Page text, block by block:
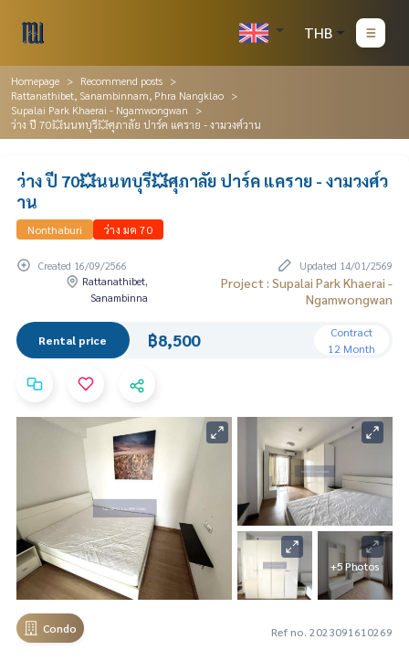
THB
Homepage
Recommend posts
Rattanathibet, Sanambinnam, Phra Nangklao
Supalai Park Khaerai - Ngamwongwan
ว่าง ปี 70💥นนทบุรี💥ศุภาลัย ปาร์ค แคราย - งามวงศ์วาน
ว่าง ปี 70💥นนทบุรี💥ศุภาลัย ปาร์ค แคราย - งามวงศ์ว
าน
Nonthaburi ว่าง มค 70
Created 16/09/2566
Updated 14/01/2569
Rattanathibet,
Sanambinna
Project : Supalai Park Khaerai -
Ngamwongwan
Rental price ฿8,500
Contract
12 Month
+5 Photos
Condo Ref no. 2023091610269